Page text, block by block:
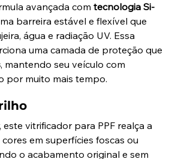
avançada com tecnologia Si-
barreira estável e flexível que
água e radiação UV. Essa
uma camada de proteção que
, mantendo seu veículo com
por muito mais tempo.
vitrificador para PPF realça a
em superfícies foscas ou
o acabamento original e sem